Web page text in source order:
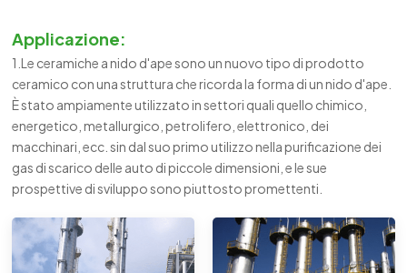
Applicazione:
1.Le ceramiche a nido d'ape sono un nuovo tipo di prodotto
ceramico con una struttura che ricorda la forma di un nido d'ape.
È stato ampiamente utilizzato in settori quali quello chimico,
energetico, metallurgico, petrolifero, elettronico, dei
macchinari, ecc. sin dal suo primo utilizzo nella purificazione dei
gas di scarico delle auto di piccole dimensioni, e le sue
prospettive di sviluppo sono piuttosto promettenti.